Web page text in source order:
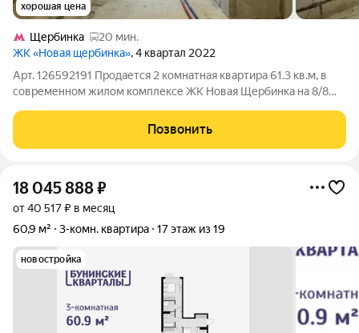
хорошая цена
Щербинка
20 мин.
ЖК «Новая щербинка», 4 квартал 2022
Арт. 126592191 Продается 2 комнатная квартира 61.3 кв.м, в
современном жилом комплексе ЖК Новая Щербинка на 8/8
область, Подольск г.о, деревня Борисовка, улица Рахманинова,
д.12 Расположение и
Позвонить
18 045 888₽
от 40 517 ₽ в месяц
60,9 м²
3-комн. квартира 17 этаж из 19
новостройка